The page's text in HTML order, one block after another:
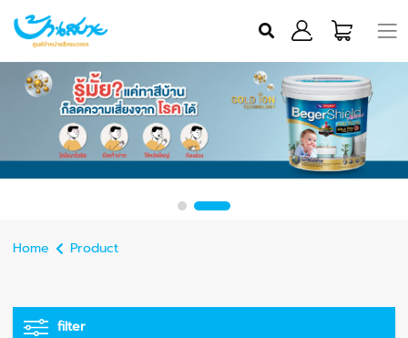
Home Product
filter